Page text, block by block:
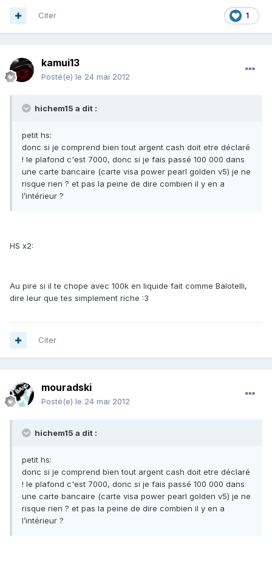
1
Citer
kamui13
Posté(e) le 24 mai 2012
hichem15 a dit :
petit hs:
donc si je comprend bien tout argent cash doit etre déclaré
! le plafond c'est 7000, donc si je fais passé 100 000 dans
une carte bancaire (carte visa power pearl golden v5) je ne
risque rien ? et pas la peine de dire combien il y en a
l’intérieur ?
HS x2:
Au pire si il te chope avec 100k en liquide fait comme Balotelli,
dire leur que tes simplement riche :3
Citer
mouradski
Posté(e) le 24 mai 2012
hichem15 a dit :
petit hs:
donc si je comprend bien tout argent cash doit etre déclaré
! le plafond c'est 7000, donc si je fais passé 100 000 dans
une carte bancaire (carte visa power pearl golden v5) je ne
risque rien ? et pas la peine de dire combien il y en a
l’intérieur ?